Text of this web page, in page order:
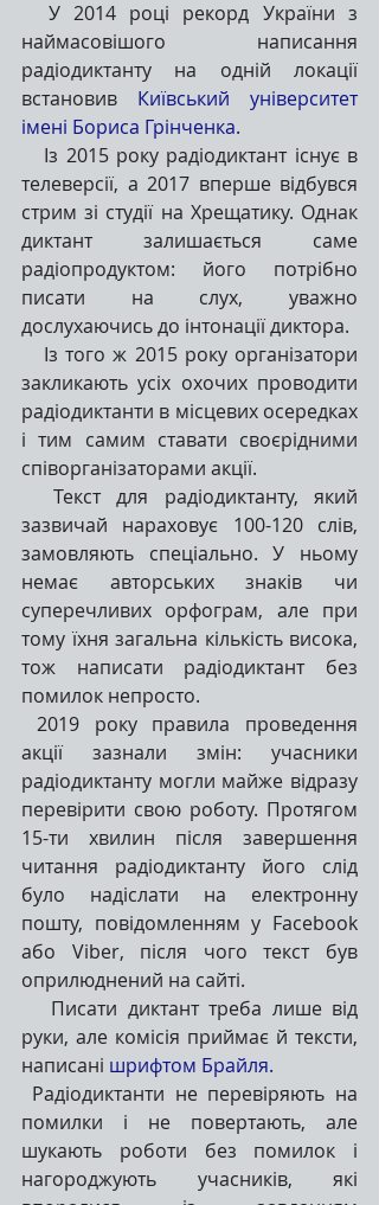
наймасовішого написання
радіодиктанту на одній локації
встановив Київський університет
імені Бориса Грінченка.
телеверсії, а 2017 вперше відбувся
стрим зі студії на Хрещатику. Однак
диктант залишається саме
радіопродуктом: його потрібно
писати на слух, уважно
дослухаючись до інтонації диктора.
закликають усіх охочих проводити
радіодиктанти в місцевих осередках
і тим самим ставати своєрідними
співорганізаторами акції.
зазвичай нараховує 100-120 слів,
замовляють спеціально. У ньому
немає авторських знаків чи
суперечливих орфограм, але при
тому їхня загальна кількість висока,
тож написати радіодиктант без
помилок непросто.
акції зазнали змін: учасники
радіодиктанту могли майже відразу
перевірити свою роботу. Протягом
15-ти хвилин після завершення
читання радіодиктанту його слід
було надіслати на електронну
пошту, повідомленням у Facebook
або Viber, після чого текст був
оприлюднений на сайті.
руки, але комісія приймає й тексти,
написані шрифтом Брайля.
помилки і не повертають, але
шукають роботи без помилок і
нагороджують учасників, які